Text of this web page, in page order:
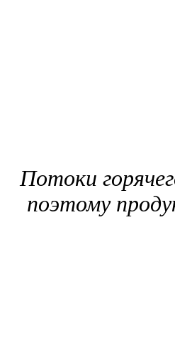
Потоки
поэтому